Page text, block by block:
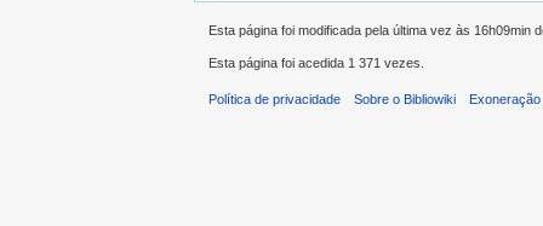
Esta página foi modificada pela última vez às 16h09min
Esta página foi acedida 1 371 vezes.
Política de privacidade Sobre o Bibliowiki